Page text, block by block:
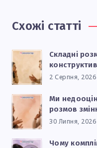
Схожі статті
Складні
2 Серпня, 2026
Ми
розмов
30 Липня, 2026
Чому